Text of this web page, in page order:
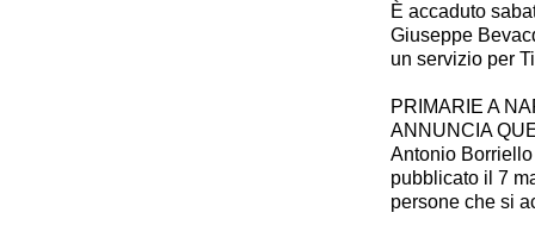
È accaduto
Giuseppe
un servizio per
PRIMARIE A
ANNUNCIA
Antonio
pubblicato il 7
persone che si